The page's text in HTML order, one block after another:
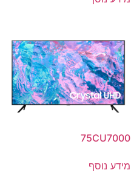
75CU7000
מידע נוסף